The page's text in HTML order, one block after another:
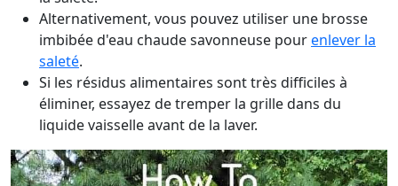
Alternativement, vous pouvez utiliser une brosse
imbibée d'eau chaude savonneuse pourenlever la
saleté.
Si les résidus alimentaires sont très difficiles à
éliminer, essayez de tremper la grille dans du
liquide vaisselle avant de la laver.